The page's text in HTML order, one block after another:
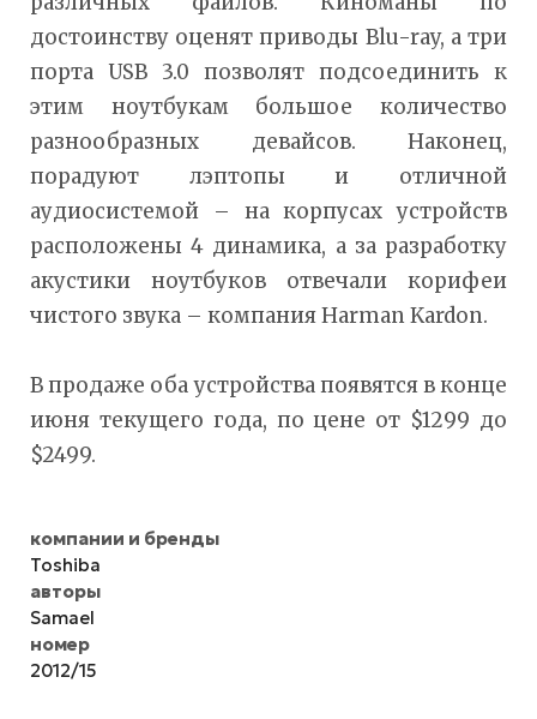
достоинству оценят приводы Blu-ray, а три
порта USB 3.0 позволят подсоединить к
этим ноутбукам большое количество
разнообразных девайсов. Наконец,
порадуют лэптопы и отличной
аудиосистемой – на корпусах устройств
расположены 4 динамика, а за разработку
акустики ноутбуков отвечали корифеи
чистого звука – компания Harman Kardon.
В продаже оба устройства появятся в конце
июня текущего года, по цене от $1299 до
$2499.
компании и бренды
Toshiba
авторы
Samael
номер
2012/15